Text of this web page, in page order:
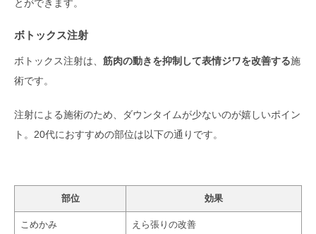
とができます。
ボトックス注射
ボトックス注射は、 筋肉の動きを抑制して表情ジワを改善する施
術です。
注射による施術のため、ダウンタイムが少ないのが嬉しいポイン
ト。20代におすすめの部位は以下の通りです。
部位 効果
こめかみ えら張りの改善